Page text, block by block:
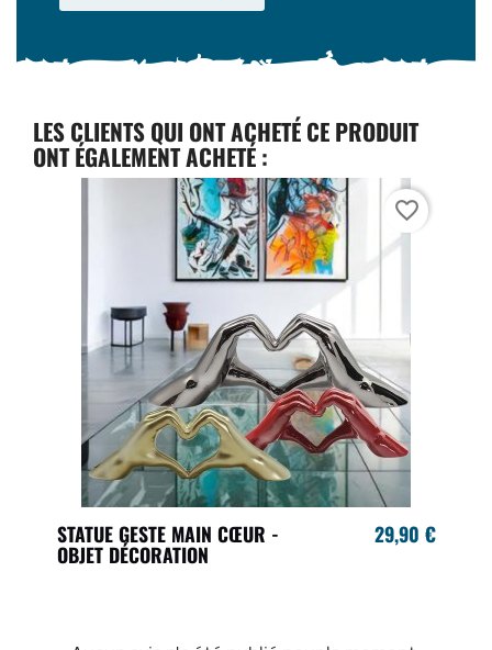
LES CLIENTS QUI ONT ACHETÉ CE PRODUIT
ONT ÉGALEMENT ACHETÉ :
STATUE GESTE MAIN CŒUR -
OBJET DÉCORATION
29,90 €
favorite_border